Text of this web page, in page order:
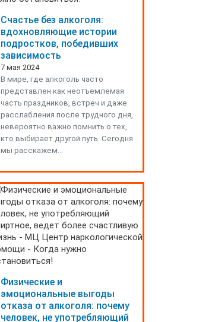
Счастье без алкоголя:
вдохновляющие истории
подростков, победивших
зависимость
7 мая 2024
В мире, где алкоголь часто
представлен как неотъемлемая
часть праздников, встреч и даже
расслабления после трудного дня,
невероятно важно помнить о тех,
кто выбирает другой путь. Сегодня
мы расскажем…
Физические и
эмоциональные выгоды
отказа от алкоголя: почему
человек, не употребляющий